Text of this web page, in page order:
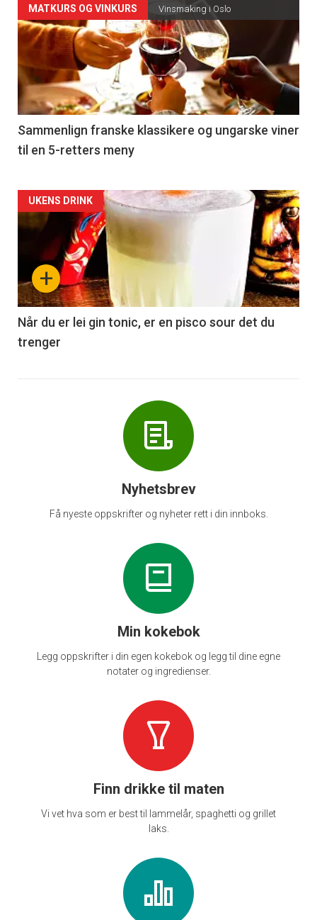
Forsiden
akkurat
nå
-
5
MATKURS OG VINKURS Vinsmaking i Oslo
Sammenlign franske klassikere og ungarske viner
til en 5-retters meny
Forsiden
akkurat
nå
-
6
+
UKENS DRINK
Når du er lei gin tonic, er en pisco sour det du
trenger
Nyhetsbrev
Få nyeste oppskrifter og nyheter rett i din innboks.
Min kokebok
Legg oppskrifter i din egen kokebok og legg til dine egne
notater og ingredienser.
Finn drikke til maten
Vi vet hva som er best til lammelår, spaghetti og grillet
laks.